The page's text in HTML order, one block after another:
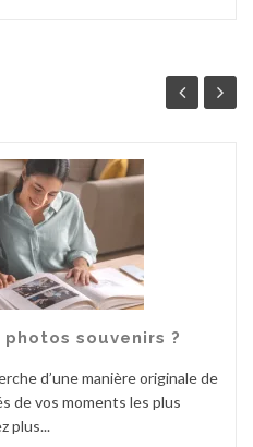
photos souvenirs ?
d’une manière originale de
de vos moments les plus
plus...